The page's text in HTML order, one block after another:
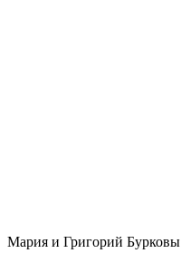
Мария и Григорий Бурковы